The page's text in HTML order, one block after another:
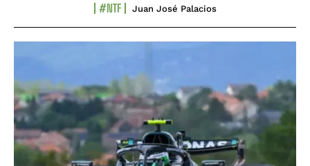
#NTF Juan José Palacios